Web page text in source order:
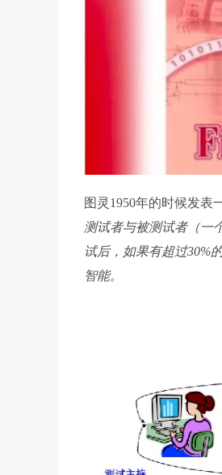
图灵1950年的时候发表
测试者与被测试者（一
试后，如果有超过30%
智能。